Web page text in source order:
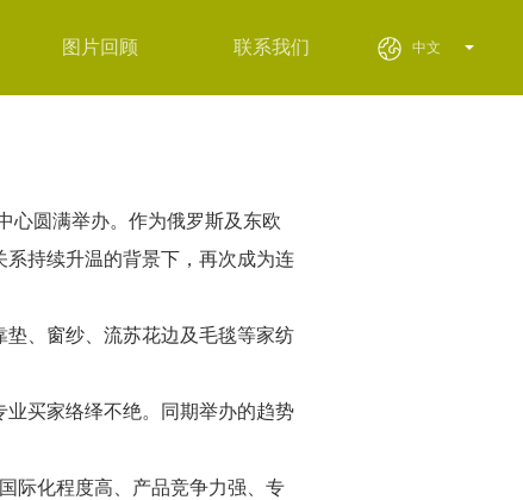
图片回顾 联系我们 中文
心圆满举办。作为俄罗斯及东欧
持续升温的背景下，再次成为连
、窗纱、流苏花边及毛毯等家纺
买家络绎不绝。同期举办的趋势
际化程度高、产品竞争力强、专